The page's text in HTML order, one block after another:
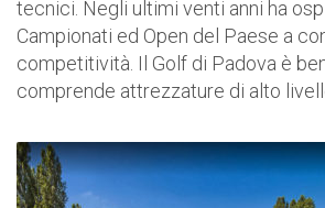
tecnici. Negli ultimi venti anni ha
Campionati ed Open del Paese a
competitività. Il Golf di Padova è
comprende attrezzature di alto